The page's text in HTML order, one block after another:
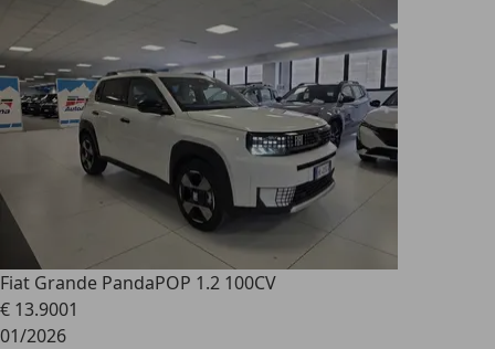
Fiat Grande PandaPOP 1.2 100CV
€ 13.9001
01/2026